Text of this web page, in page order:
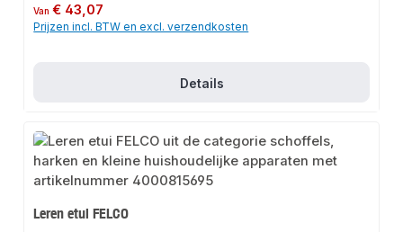
Normale prijs:
Van€ 43,07
Prijzen incl. BTW en excl. verzendkosten
Details
Leren etui FELCO